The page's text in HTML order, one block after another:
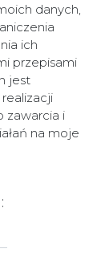
danych,
ich
przepisami
jest
zawarcia i
na moje